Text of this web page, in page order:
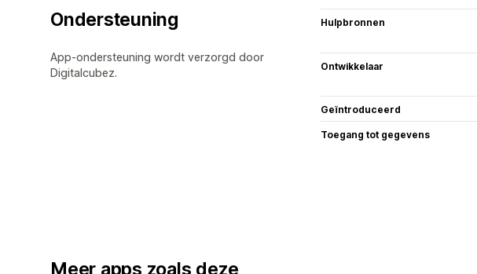
Ondersteuning
App-ondersteuning wordt verzorgd door
Digitalcubez.
Hulpbronnen
Ontwikkelaar
Geïntroduceerd
Toegang tot gegevens
Meer apps zoals deze